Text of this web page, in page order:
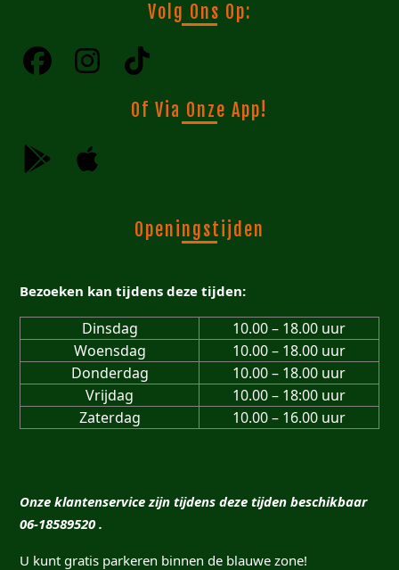
Volg Ons Op:
Of Via Onze App!
Openingstijden
Bezoeken kan tijdens deze tijden:
Dinsdag
10.00 – 18.00 uur
Woensdag
10.00 – 18.00 uur
Donderdag
10.00 – 18.00 uur
Vrijdag
10.00 – 18:00 uur
Zaterdag
10.00 – 16.00 uur
Onze klantenservice zijn tijdens deze tijden beschikbaar
06-18589520 .
U kunt gratis parkeren binnen de blauwe zone!